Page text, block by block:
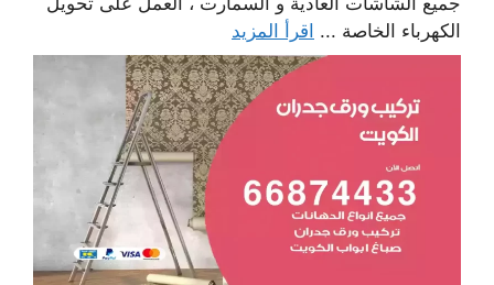
الكهرباء الخاصة ... اقرأ المزيد